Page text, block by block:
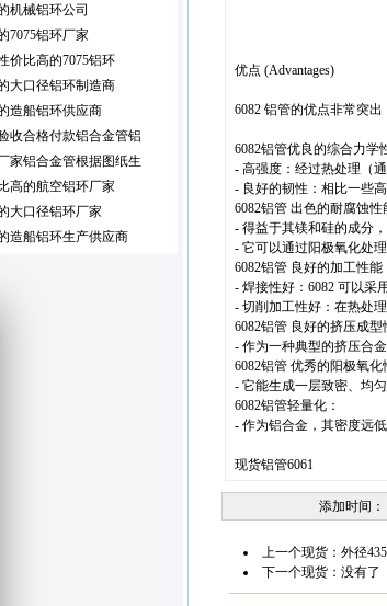
机械铝环公司
7075铝环厂家
价比高的7075铝环
大口径铝环制造商
造船铝环供应商
收合格付款铝合金管铝
家铝合金管根据图纸生
高的航空铝环厂家
大口径铝环厂家
造船铝环生产供应商
优点 (Advantages)
6082 铝管的优点非常突
6082铝管优良的综合力学
- 高强度：经过热处理（
- 良好的韧性：相比一些
6082铝管 出色的耐腐蚀性
- 得益于其镁和硅的成分
- 它可以通过阳极氧化处
6082铝管 良好的加工性能
- 焊接性好：6082 可以采
- 切削加工性好：在热处
6082铝管 良好的挤压成型
- 作为一种典型的挤压合
6082铝管 优秀的阳极氧化
- 它能生成一层致密、均
6082铝管轻量化：
- 作为铝合金，其密度远
现货铝管6061
添加时间：
上一个现货： 外径
下一个现货：没有了